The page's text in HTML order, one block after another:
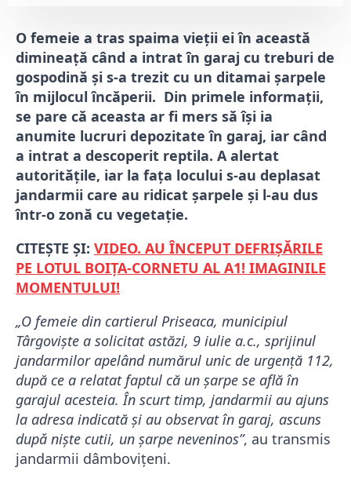
O femeie a tras spaima vieții ei în această
dimineață când a intrat în garaj cu treburi de
gospodină și s-a trezit cu un ditamai șarpele
în mijlocul încăperii. Din primele informații,
se pare că aceasta ar fi mers să își ia
anumite lucruri depozitate în garaj, iar când
a intrat a descoperit reptila. A alertat
autoritățile, iar la fața locului s-au deplasat
jandarmii care au ridicat șarpele și l-au dus
într-o zonă cu vegetație.
CITEȘTE ȘI: VIDEO. AU ÎNCEPUT DEFRIȘĂRILE
PE LOTUL BOIȚA-CORNETU AL A1! IMAGINILE
MOMENTULUI!
„O femeie din cartierul Priseaca, municipiul
Târgovişte a solicitat astăzi, 9 iulie a.c., sprijinul
jandarmilor apelând numărul unic de urgență 112,
după ce a relatat faptul că un șarpe se află în
garajul acesteia. În scurt timp, jandarmii au ajuns
la adresa indicată și au observat în garaj, ascuns
dupǎ niște cutii, un șarpe neveninos”, au transmis
jandarmii dâmbovițeni.